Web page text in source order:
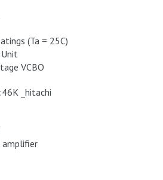
(Ta = 25C)
VCBO
_hitachi
amplifier